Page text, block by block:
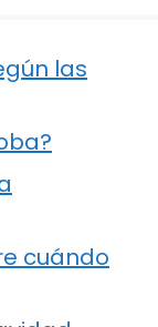
las
cuándo